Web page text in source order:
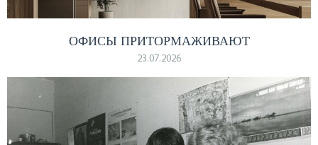
ОФИСЫ ПРИТОРМАЖИВАЮТ
23.07.2026